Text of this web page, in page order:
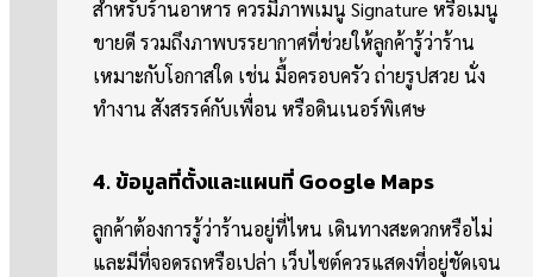
สำหรับร้านอาหาร ควรมีภาพเมนู Signature หรือเมนู
ขายดี รวมถึงภาพบรรยากาศที่ช่วยให้ลูกค้ารู้ว่าร้าน
เหมาะกับโอกาสใด เช่น มื้อครอบครัว ถ่ายรูปสวย นั่ง
ทำงาน สังสรรค์กับเพื่อน หรือดินเนอร์พิเศษ
4. ข้อมูลที่ตั้งและแผนที่ Google Maps
ลูกค้าต้องการรู้ว่าร้านอยู่ที่ไหน เดินทางสะดวกหรือไม่
และมีที่จอดรถหรือเปล่า เว็บไซต์ควรแสดงที่อยู่ชัดเจน